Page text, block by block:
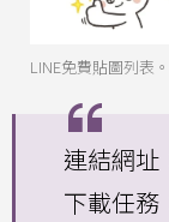
LINE免費貼圖列表。
連結網址
下載任務